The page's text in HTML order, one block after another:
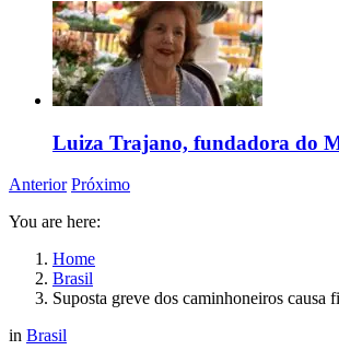
Luiza Trajano, fundadora do
Anterior Próximo
You are here:
Home
Brasil
Suposta greve dos caminhoneiros causa
in Brasil